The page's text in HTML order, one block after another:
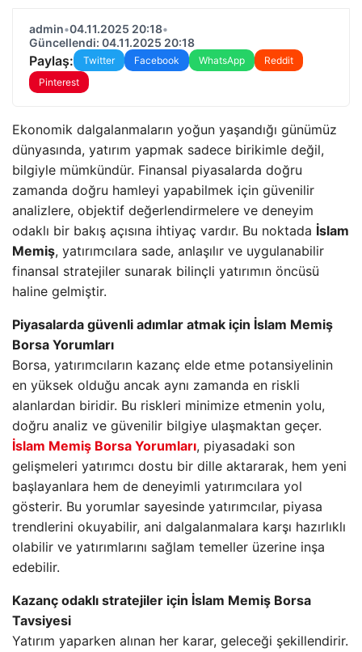
admin•04.11.2025 20:18•
Güncellendi: 04.11.2025 20:18
Paylaş: Twitter Facebook WhatsApp
Reddit
Pinterest
Ekonomik dalgalanmaların yoğun yaşandığı günümüz
dünyasında, yatırım yapmak sadece birikimle değil,
bilgiyle mümkündür. Finansal piyasalarda doğru
zamanda doğru hamleyi yapabilmek için güvenilir
analizlere, objektif değerlendirmelere ve deneyim
odaklı bir bakış açısına ihtiyaç vardır. Bu noktada İslam
Memiş, yatırımcılara sade, anlaşılır ve uygulanabilir
finansal stratejiler sunarak bilinçli yatırımın öncüsü
haline gelmiştir.
Piyasalarda güvenli adımlar atmak için İslam Memiş
Borsa Yorumları
Borsa, yatırımcıların kazanç elde etme potansiyelinin
en yüksek olduğu ancak aynı zamanda en riskli
alanlardan biridir. Bu riskleri minimize etmenin yolu,
doğru analiz ve güvenilir bilgiye ulaşmaktan geçer.
İslam Memiş Borsa Yorumları, piyasadaki son
gelişmeleri yatırımcı dostu bir dille aktararak, hem yeni
başlayanlara hem de deneyimli yatırımcılara yol
gösterir. Bu yorumlar sayesinde yatırımcılar, piyasa
trendlerini okuyabilir, ani dalgalanmalara karşı hazırlıklı
olabilir ve yatırımlarını sağlam temeller üzerine inşa
edebilir.
Kazanç odaklı stratejiler için İslam Memiş Borsa
Tavsiyesi
Yatırım yaparken alınan her karar, geleceği şekillendirir.